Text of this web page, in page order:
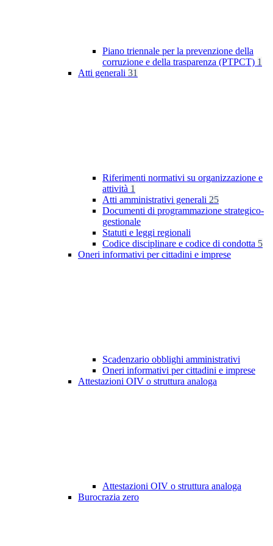
Piano triennale per la prevenzione della
corruzione e della trasparenza (PTPCT) 1
Atti generali 31
Riferimenti normativi su organizzazione e
attività 1
Atti amministrativi generali 25
Documenti di programmazione strategico-
gestionale
Statuti e leggi regionali
Codice disciplinare e codice di condotta 5
Oneri informativi per cittadini e imprese
Scadenzario obblighi amministrativi
Oneri informativi per cittadini e imprese
Attestazioni OIV o struttura analoga
Attestazioni OIV o struttura analoga
Burocrazia zero